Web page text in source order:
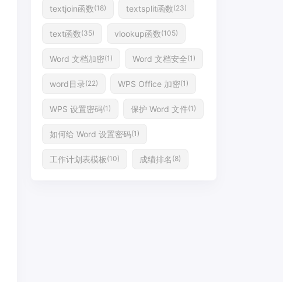
textjoin函数(18) textsplit函数(23)
text函数(35) vlookup函数(105)
Word 文档加密(1) Word 文档安全(1)
word目录(22) WPS Office 加密(1)
WPS 设置密码(1) 保护 Word 文件(1)
如何给 Word 设置密码(1)
工作计划表模板 (10) 成绩排名 (8)